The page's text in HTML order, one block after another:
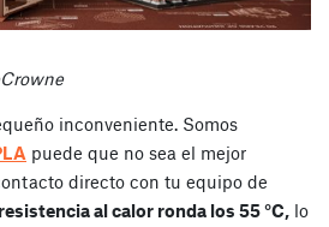
inconveniente. Somos
puede que no sea el mejor
directo con tu equipo de
resistencia al calor ronda los 55 °C, lo